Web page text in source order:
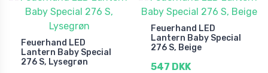
Feuerhand LED
Lantern Baby Special
276 S, Lysegrøn
Feuerhand LED
Lantern Baby Special
276 S, Beige
547 DKK